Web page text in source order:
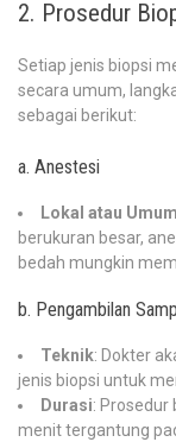
2. Prosedur
Setiap jenis biopsi
secara umum,
sebagai berikut:
a. Anestesi
Lokal atau Umum
berukuran besar,
bedah mungkin
b. Pengambilan
Teknik: Dokter
jenis biopsi untuk
Durasi: Prosedur
menit tergantung